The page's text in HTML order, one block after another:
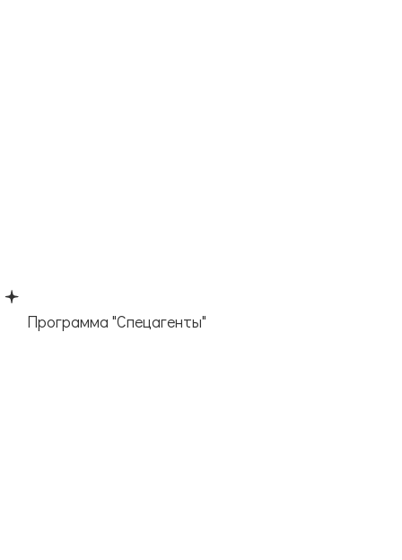
Программа "Спецагенты"